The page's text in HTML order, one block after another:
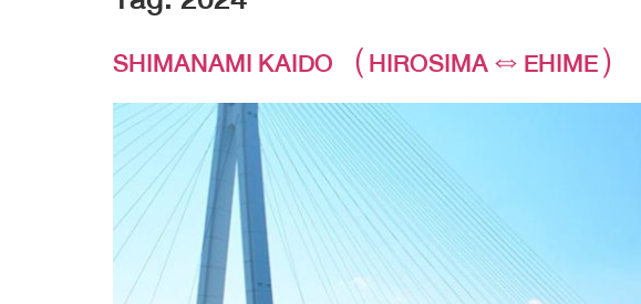
SHIMANAMI KAIDO（HIROSIMA⇔EHIME）